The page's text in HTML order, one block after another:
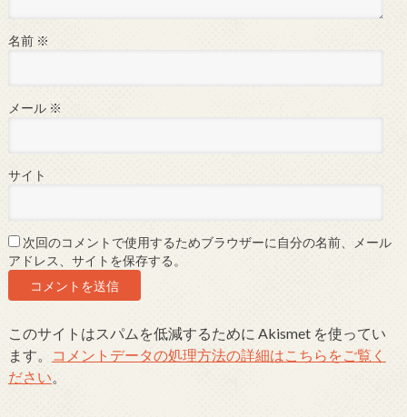
名前 ※
メール ※
サイト
次回のコメントで使用するためブラウザーに自分の名前、メール
アドレス、サイトを保存する。
このサイトはスパムを低減するために Akismet を使ってい
ます。
コメントデータの処理方法の詳細はこちらをご覧く
ださい